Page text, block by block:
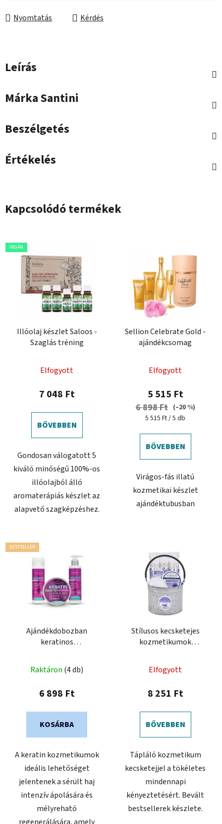
Nyomtatás Kérdés
Leírás
MárkaSantini
Beszélgetés
Értékelés
Kapcsolódó termékek
VEGÁN
Illóolaj készlet Saloos -
Szaglás tréning
Elfogyott
7 048 Ft
BŐVEBBEN
Gondosan válogatott 5
kiváló minőségű 100%-os
illóolajból álló
aromaterápiás készlet az
alapvető szagképzéshez.
Sellion Celebrate Gold -
ajándékcsomag
Elfogyott
5 515 Ft
6 898 Ft
(–20 %)
Egységár:
5 515 Ft / 5 db
BŐVEBBEN
Virágos-fás illatú
kozmetikai készlet
ajándéktubusban
BESTSELLER
Ajándékdobozban
keratinos
Raktáron (4 db)
6 898 Ft
KOSÁRBA
A keratin kozmetikumok
ideális lehetőséget
jelentenek a sérült haj
intenzív ápolására és
mélyreható
Stílusos kecsketejes
kozmetikumok
Elfogyott
8 251 Ft
BŐVEBBEN
Tápláló kozmetikum
kecsketejjel a tökéletes
mindennapi
kényeztetésért. Bevált
bestsellerek készlete.